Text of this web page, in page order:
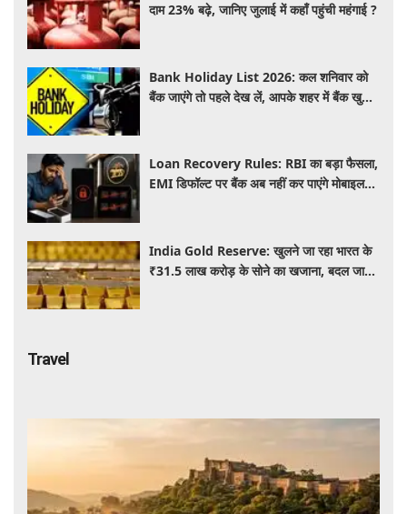
दाम 23% बढ़े, जानिए जुलाई में कहाँ पहुंची महंगाई ?
Bank Holiday List 2026: कल शनिवार को
बैंक जाएंगे तो पहले देख लें, आपके शहर में बैंक खुले
Loan Recovery Rules: RBI का बड़ा फैसला,
EMI डिफॉल्ट पर बैंक अब नहीं कर पाएंगे मोबाइल
India Gold Reserve: खुलने जा रहा भारत के
₹31.5 लाख करोड़ के सोने का खजाना, बदल जाएगा
Travel